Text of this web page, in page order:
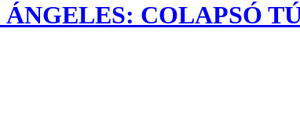
COLAPSÓ